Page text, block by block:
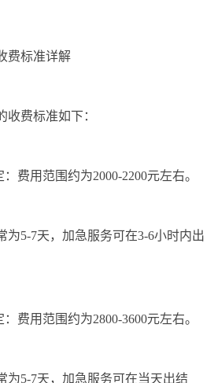
标准详解
费标准如下：
用范围约为2000-2200元左右。
5-7天，加急服务可在3-6小时内出
用范围约为2800-3600元左右。
5-7天，加急服务可在当天出结